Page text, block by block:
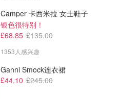
Camper 卡西米拉 女士鞋子
银色很特别！
£68.85 £135.00
1353人感兴趣
Ganni Smock连衣裙
£44.10 £245.00